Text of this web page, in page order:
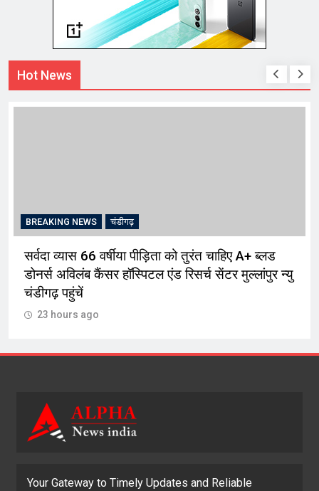
Hot News
BREAKING NEWS चंडीगढ़
सर्वदा व्यास 66 वर्षीया पीड़िता को तुरंत चाहिए A+ ब्लड
डोनर्स अविलंब कैंसर हॉस्पिटल एंड रिसर्च सेंटर मुल्लांपुर न्यु
चंडीगढ़ पहुंचें
23 hours ago
Your Gateway to Timely Updates and Reliable